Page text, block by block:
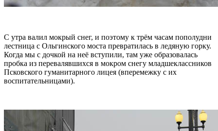
С утра валил мокрый снег, и поэтому к трём часам пополудни
лестница с Ольгинского моста превратилась в ледяную горку.
Когда мы с дочкой на неё вступили, там уже образовалась
пробка из перевалявшихся в мокром снегу младшеклассников
Псковского гуманитарного лицея (вперемежку с их
воспитательницами).